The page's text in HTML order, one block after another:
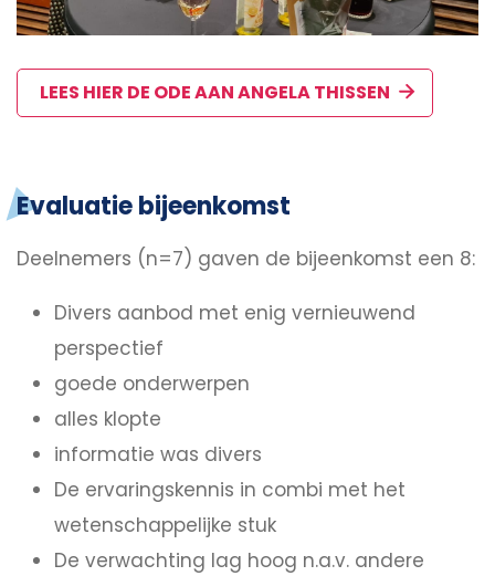
LEES HIER DE ODE AAN ANGELA THISSEN
Evaluatie bijeenkomst
Deelnemers (n=7) gaven de bijeenkomst een 8:
Divers aanbod met enig vernieuwend
perspectief
goede onderwerpen
alles klopte
informatie was divers
De ervaringskennis in combi met het
wetenschappelijke stuk
De verwachting lag hoog n.a.v. andere